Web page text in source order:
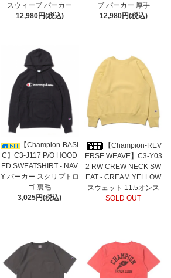
スウィーブ パーカー
12,980円(税込)
ブ パーカー 厚手
12,980円(税込)
【Champion-BASI
C】C3-J117 P/O HOOD
ED SWEATSHIRT - NAV
Y パーカー スクリプトロ
ゴ 裏毛
3,025円(税込)
【Champion-REV
ERSE WEAVE】C3-Y03
2 RW CREW NECK SW
EAT - CREAM YELLOW
スウェット 11.5オンス
SOLD OUT